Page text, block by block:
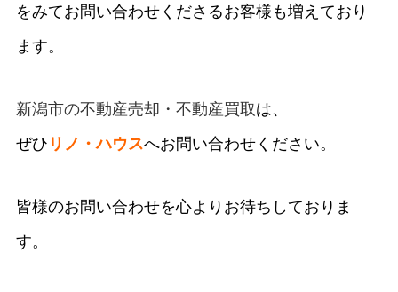
をみてお問い合わせくださるお客様も増えており
ます。
新潟市の不動産売却・不動産買取は、
ぜひ リノ・ハウスへお問い合わせください。
皆様のお問い合わせを心よりお待ちしておりま
す。